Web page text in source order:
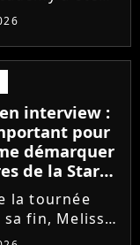
hier soir ?
Quelques
le show,
ont
pas vouloir
scène pour
politiques.
interview :
pour
démarquer
de la Star
la tournée
sa fin, Melissa
en interview